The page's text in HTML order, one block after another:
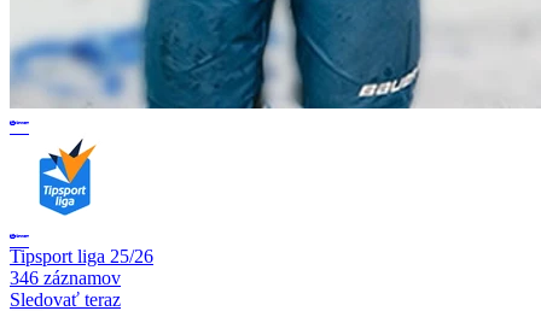
Tipsport liga 25/26
346 záznamov
Sledovať teraz